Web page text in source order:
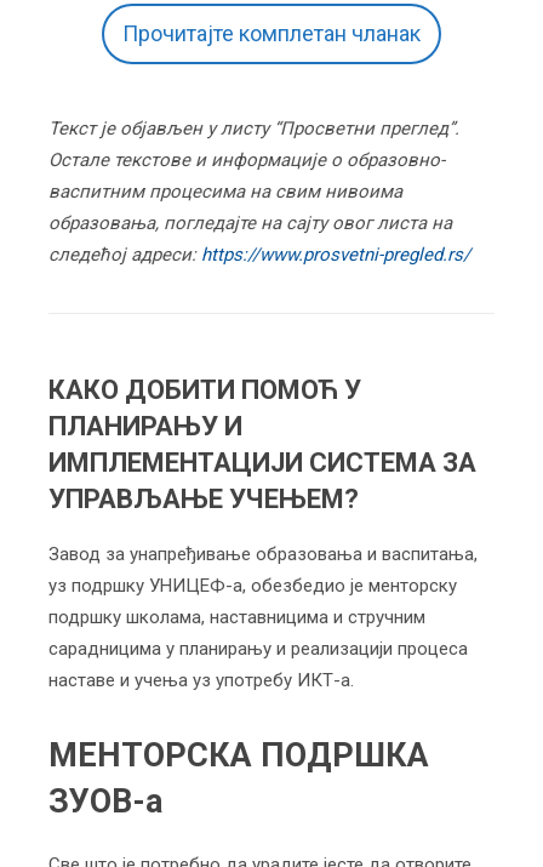
Прочитајте комплетан чланак
Текст је објављен у листу “Просветни преглед”.
Остале текстове и информације о образовно-
васпитним процесима на свим нивоима
образовања, погледајте на сајту овог листа на
следећој адреси: https://www.prosvetni-pregled.rs/
КАКО ДОБИТИ ПОМОЋ У
ПЛАНИРАЊУ И
ИМПЛЕМЕНТАЦИЈИ СИСТЕМА ЗА
УПРАВЉАЊЕ УЧЕЊЕМ?
Завод за унапређивање образовања и васпитања,
уз подршку УНИЦЕФ-а, обезбедио је менторску
подршку школама, наставницима и стручним
сарадницима у планирању и реализацији процеса
наставе и учења уз употребу ИКТ-а.
МЕНТОРСКА ПОДРШКА
ЗУОВ-а